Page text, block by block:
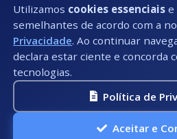
Todos Direitos
Utilizamos cookies essenciais e
semelhantes de acordo com a
Privacidade. Ao continuar
declara estar ciente e concorda
tecnologias.
Política de
Aceitar e